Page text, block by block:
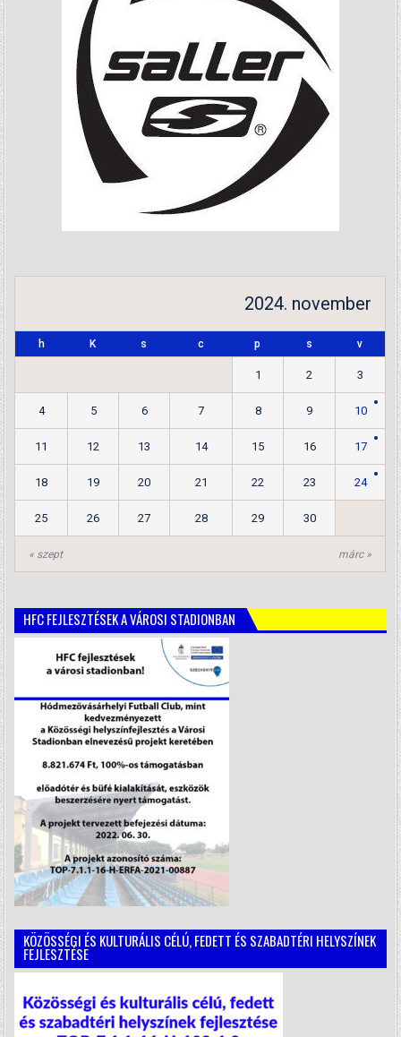
2024. november
h K s c p s v
« szept márc »
1 2 3
4 5 6 7 8 9 10
11 12 13 14 15 16 17
18 19 20 21 22 23 24
25 26 27 28 29 30
HFC FEJLESZTÉSEK A VÁROSI STADIONBAN
KÖZÖSSÉGI ÉS KULTURÁLIS CÉLÚ, FEDETT ÉS SZABADTÉRI HELYSZÍNEK
FEJLESZTÉSE